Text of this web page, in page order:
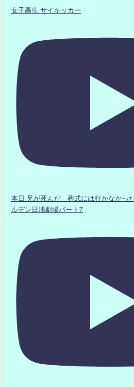
女子高生 サイキッカー
本日 兄が死んだ 葬式には行かなか
ルデン日浦劇場パート7